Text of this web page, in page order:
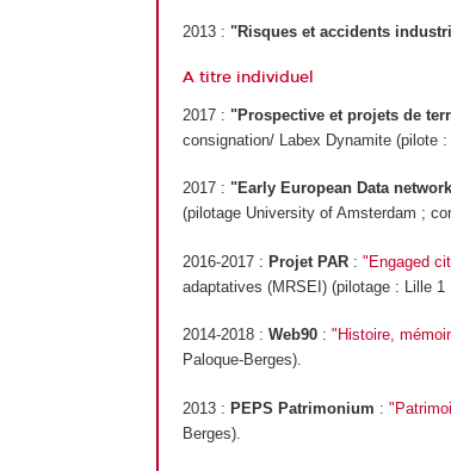
2013 : "Risques et accidents
A titre individuel
2017 : "Prospective et projets de
consignation/ Labex Dynamite (pilote
2017 : "Early European Data
(pilotage University of Amsterdam ;
2016-2017 : Projet PAR: "Engaged
adaptatives (MRSEI) (pilotage : Lille
2014-2018 : Web90: "Histoire,
Paloque-Berges).
2013 : PEPS Patrimonium :
Berges).